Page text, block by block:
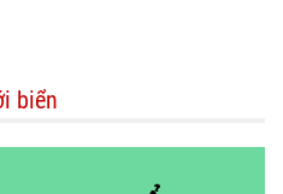
biển